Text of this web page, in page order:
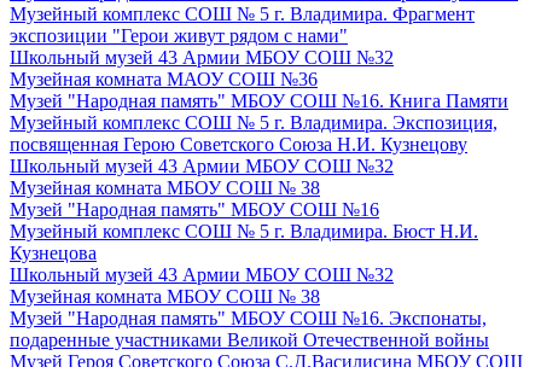
Музейный комплекс СОШ № 5 г. Владимира. Фрагмент
экспозиции "Герои живут рядом с нами"
Школьный музей 43 Армии МБОУ СОШ №32
Музейная комната МАОУ СОШ №36
Музей "Народная память" МБОУ СОШ №16. Книга Памяти
Музейный комплекс СОШ № 5 г. Владимира. Экспозиция,
посвященная Герою Советского Союза Н.И. Кузнецову
Школьный музей 43 Армии МБОУ СОШ №32
Музейная комната МБОУ СОШ № 38
Музей "Народная память" МБОУ СОШ №16
Музейный комплекс СОШ № 5 г. Владимира. Бюст Н.И.
Кузнецова
Школьный музей 43 Армии МБОУ СОШ №32
Музейная комната МБОУ СОШ № 38
Музей "Народная память" МБОУ СОШ №16. Экспонаты,
подаренные участниками Великой Отечественной войны
Музей Героя Советского Союза С.Д.Василисина МБОУ СОШ